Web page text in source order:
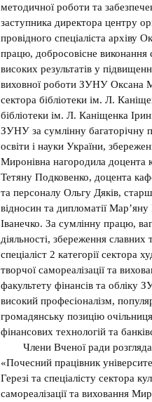
методичної роботи та
заступника директора центру
провідного спеціаліста архіву
працю, добросовісне виконання
високих результатів у
виховної роботи ЗУНУ Оксана
сектора бібліотеки ім. Л.
бібліотеки ім. Л. Каніщенка
ЗУНУ за сумлінну багаторічну
освіти і науки України,
Миронівна нагородила доцента
Тетяну Подковенко, доцента
та персоналу Ольгу Дяків,
відносин та дипломатії
Іванечко. За сумлінну працю,
діяльності, збереження
спеціаліст 2 категорії сектора
творчої самореалізації та
факультету фінансів та
високий професіоналізм,
громадянську позицію
фінансових технологій та
Члени Вченої ради
«Почесний працівник
Герезі та спеціалісту сектора
самореалізації та виховання